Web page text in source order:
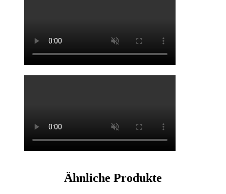
Ähnliche Produkte